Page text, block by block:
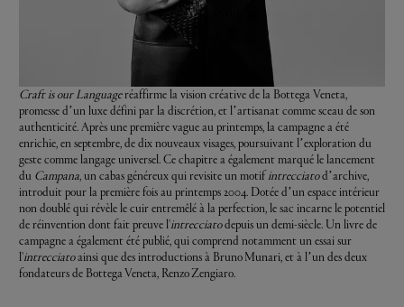
Craft is our Languageréaffirme la vision créative de la Bottega Veneta,
promesse d’un luxe défini par la discrétion, et l’artisanat comme sceau de son
authenticité. Après une première vague au printemps, la campagne a été
enrichie, en septembre, de dix nouveaux visages, poursuivant l’exploration du
geste comme langage universel. Ce chapitre a également marqué le lancement
du Campana, un cabas généreux qui revisite un motifintrecciatod’archive,
introduit pour la première fois au printemps 2004. Dotée d’un espace intérieur
non doublé qui révèle le cuir entremêlé à la perfection, le sac incarne le potentiel
de réinvention dont fait preuve l'intrecciatodepuis un demi-siècle. Un livre de
campagne a également été publié, qui comprend notamment un essai sur
l'intrecciatoainsi que des introductions à Bruno Munari, et à l’un des deux
fondateurs de Bottega Veneta, Renzo Zengiaro.